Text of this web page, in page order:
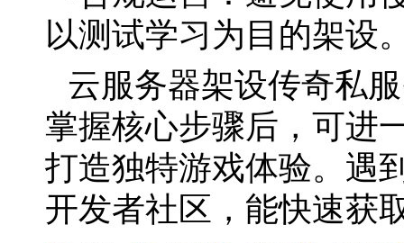
以测试学习为目的架设
云服务器架设传奇私
掌握核心步骤后，可进
打造独特游戏体验。遇
开发者社区，能快速获